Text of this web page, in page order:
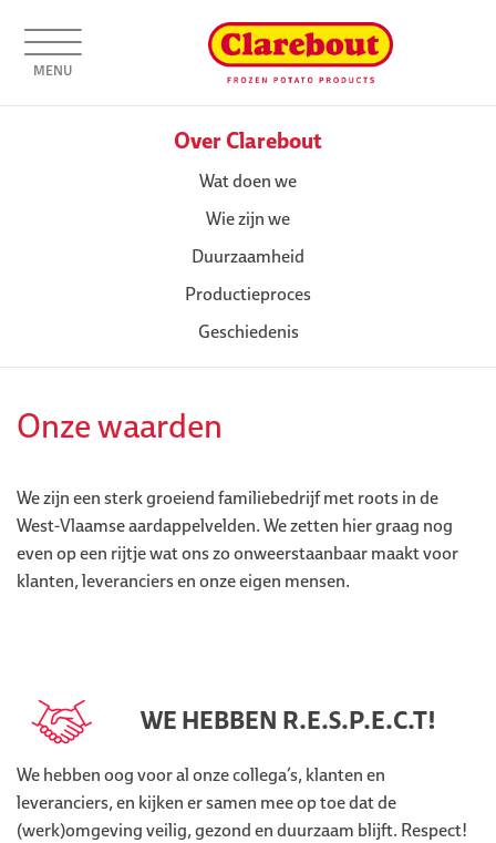
MENU
Over Clarebout
Wat doen we
Wie zijn we
Duurzaamheid
Productieproces
Geschiedenis
Onze waarden
We zijn een sterk groeiend familiebedrijf met roots in de
West-Vlaamse aardappelvelden. We zetten hier graag nog
even op een rijtje wat ons zo onweerstaanbaar maakt voor
klanten, leveranciers en onze eigen mensen.
WE HEBBEN R.E.S.P.E.C.T!
We hebben oog voor al onze collega’s, klanten en
leveranciers, en kijken er samen mee op toe dat de
(werk)omgeving veilig, gezond en duurzaam blijft. Respect!